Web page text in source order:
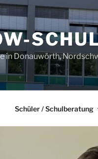
in Donauwörth,
Schüler / Schulberatung